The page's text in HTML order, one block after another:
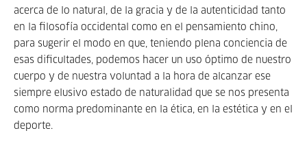
acerca de lo natural, de la gracia y de la autenticidad tanto
en la filosofía occidental como en el pensamiento chino,
para sugerir el modo en que, teniendo plena conciencia de
esas dificultades, podemos hacer un uso óptimo de nuestro
cuerpo y de nuestra voluntad a la hora de alcanzar ese
siempre elusivo estado de naturalidad que se nos presenta
como norma predominante en la ética, en la estética y en el
deporte.